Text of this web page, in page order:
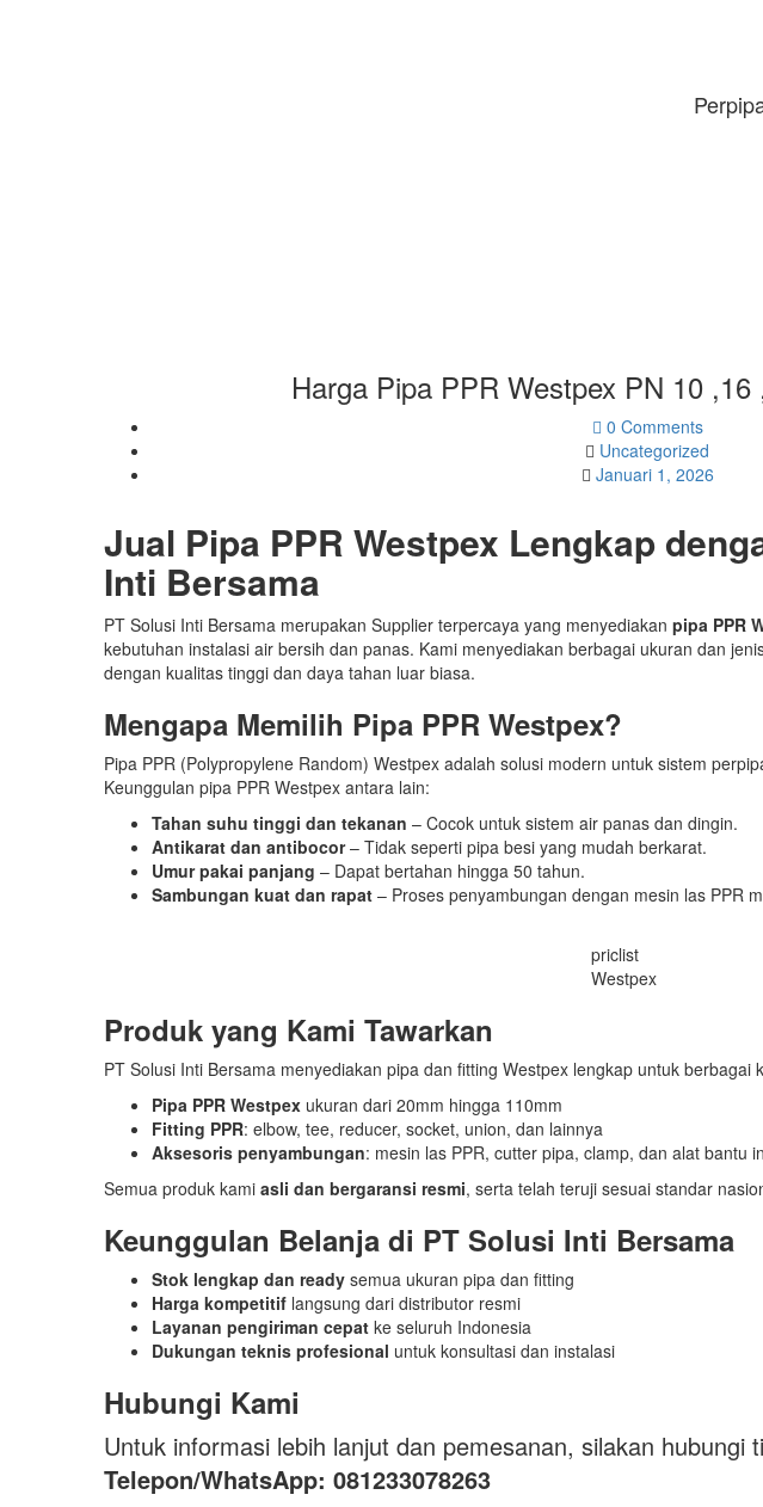
Harga Pipa PPR Westpex PN 10 ,16
0 Comments
Uncategorized
Januari 1, 2026
Jual Pipa PPR Westpex Lengkap
Inti Bersama
PT Solusi Inti Bersama merupakan Supplier terpercaya yang menyediakan pipa PPR
kebutuhan instalasi air bersih dan panas. Kami menyediakan berbagai ukuran dan
dengan kualitas tinggi dan daya tahan luar biasa.
Mengapa Memilih Pipa PPR Westpex?
Pipa PPR (Polypropylene Random) Westpex adalah solusi modern untuk sistem
Keunggulan pipa PPR Westpex antara lain:
Tahan suhu tinggi dan tekanan – Cocok untuk sistem air panas dan dingin.
Antikarat dan antibocor– Tidak seperti pipa besi yang mudah berkarat.
Umur pakai panjang – Dapat bertahan hingga 50 tahun.
Sambungan kuat dan rapat – Proses penyambungan dengan mesin las PPR
priclist
Westpex
Produk yang Kami Tawarkan
PT Solusi Inti Bersama menyediakan pipa dan fitting Westpex lengkap untuk berbagai
Pipa PPR Westpex ukuran dari 20mm hingga 110mm
Fitting PPR: elbow, tee, reducer, socket, union, dan lainnya
Aksesoris penyambungan: mesin las PPR, cutter pipa, clamp, dan alat bantu
Semua produk kami asli dan bergaransi resmi, serta telah teruji sesuai standar
Keunggulan Belanja di PT Solusi Inti Bersama
Stok lengkap dan ready semua ukuran pipa dan fitting
Harga kompetitif langsung dari distributor resmi
Layanan pengiriman cepat ke seluruh Indonesia
Dukungan teknis profesional untuk konsultasi dan instalasi
Hubungi Kami
Untuk informasi lebih lanjut dan pemesanan, silakan hubungi
Telepon/WhatsApp: 081233078263